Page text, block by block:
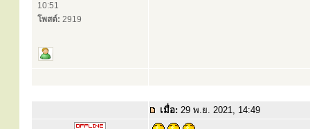
10:51
โพสต์: 2919
เมื่อ: 29 พ.ย. 2021, 14:49